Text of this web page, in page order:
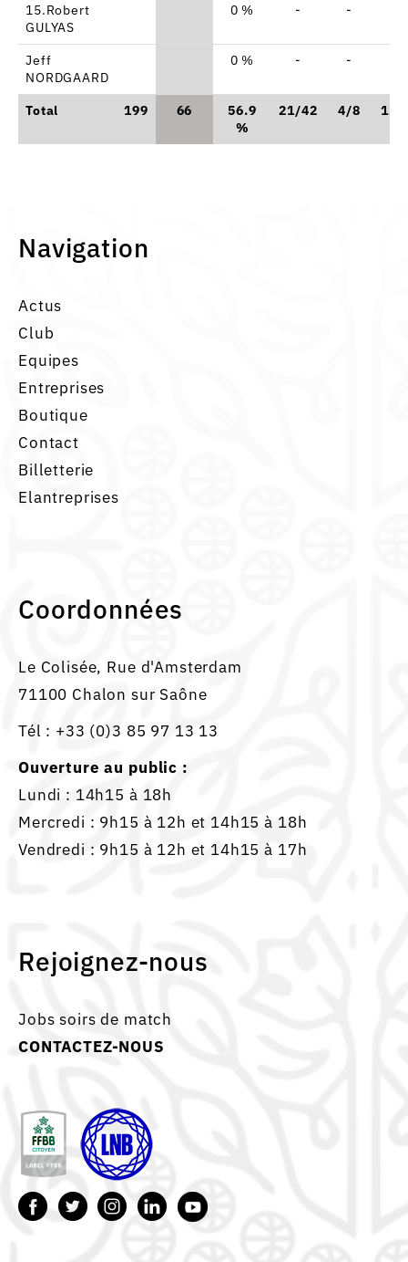
15.Robert
GULYAS
0 % - -
Jeff
NORDGAARD
0 % - -
Total 199 66
56.9
%
21/42 4/8 12/
Navigation
Actus
Club
Equipes
Entreprises
Boutique
Contact
Billetterie
Elantreprises
Coordonnées
Le Colisée, Rue d'Amsterdam
71100 Chalon sur Saône
Tél : +33 (0)3 85 97 13 13
Ouverture au public :
Lundi : 14h15 à 18h
Mercredi : 9h15 à 12h et 14h15 à 18h
Vendredi : 9h15 à 12h et 14h15 à 17h
Rejoignez-nous
Jobs soirs de match
CONTACTEZ-NOUS